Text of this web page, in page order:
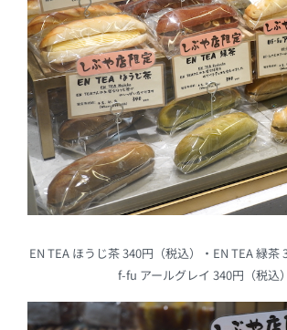
EN TEA ほうじ茶 340円（税込）・EN TEA 緑茶
f-fu アールグレイ 340円（税込）